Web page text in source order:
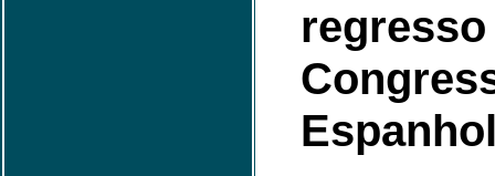
regresso